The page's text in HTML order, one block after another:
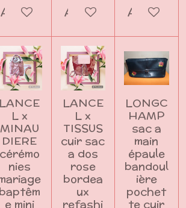
Ajouter au panierAjouter au panier
Ajouter
LANCE
L x
MINAU
DIERE
cérémo
nies
baptêm
e mini
LANCE
L x
TISSUS
cuir sac
a dos
rose
bordea
ux
refashi
LONGC
HAMP
sac a
main
épaule
bandoul
ière
pochet
te cuir